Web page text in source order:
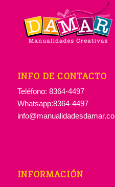
INFO DE CONTACTO
Teléfono: 8364-4497
Whatsapp:8364-4497
INFORMACIÓN